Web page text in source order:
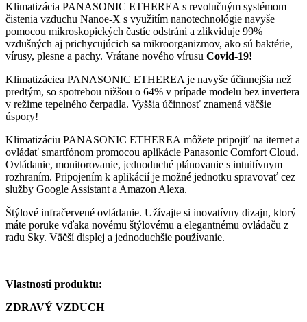
Klimatizácia PANASONIC ETHEREA s revolučným systémom
čistenia vzduchu Nanoe-X s využitím nanotechnológie navyše
pomocou mikroskopických častíc odstráni a zlikviduje 99%
vzdušných aj prichycujúcich sa mikroorganizmov, ako sú baktérie,
vírusy, plesne a pachy. Vrátane nového vírusu Covid-19!
Klimatizáciea PANASONIC ETHEREA je navyše účinnejšia než
predtým, so spotrebou nižšou o 64% v prípade modelu bez invertera
v režime tepelného čerpadla. Vyššia účinnosť znamená väčšie
úspory!
Klimatizáciu PANASONIC ETHEREA môžete pripojiť na iternet a
ovládať smartfónom promocou aplikácie Panasonic Comfort Cloud.
Ovládanie, monitorovanie, jednoduché plánovanie s intuitívnym
rozhraním. Pripojením k aplikácií je možné jednotku spravovať cez
služby Google Assistant a Amazon Alexa.
Štýlové infračervené ovládanie. Užívajte si inovatívny dizajn, ktorý
máte poruke vďaka novému štýlovému a elegantnému ovládaču z
radu Sky. Väčší displej a jednoduchšie používanie.
Vlastnosti produktu:
ZDRAVÝ VZDUCH